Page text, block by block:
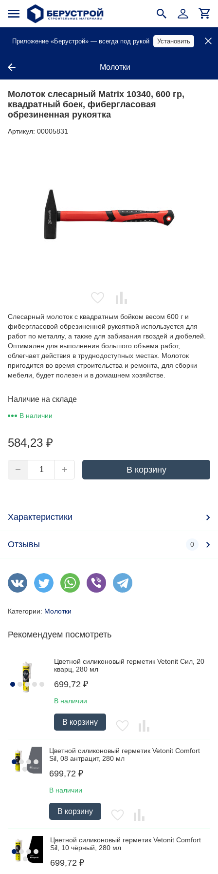
Приложение «Берустрой» — всегда под рукой Установить
Молотки
Молоток слесарный Matrix 10340, 600 гр,
квадратный боек, фибергласовая
обрезиненная рукоятка
Артикул: 00005831
Слесарный молоток с квадратным бойком весом 600 г и
фибергласовой обрезиненной рукояткой используется для
работ по металлу, а также для забивания гвоздей и дюбелей.
Оптимален для выполнения большого объема работ,
облегчает действия в труднодоступных местах. Молоток
пригодится во время строительства и ремонта, для сборки
мебели, будет полезен и в домашнем хозяйстве.
Наличие на складе
В наличии
584,23 ₽
В корзину
Характеристики
Отзывы 0
Категории: Молотки
Рекомендуем посмотреть
Цветной силиконовый герметик Vetonit Сил, 20
кварц, 280 мл
699,72 ₽
В наличии
В корзину
Цветной силиконовый герметик Vetonit Comfort
Sil, 08 антрацит, 280 мл
699,72 ₽
В наличии
В корзину
Цветной силиконовый герметик Vetonit Comfort
Sil, 10 чёрный, 280 мл
699,72 ₽